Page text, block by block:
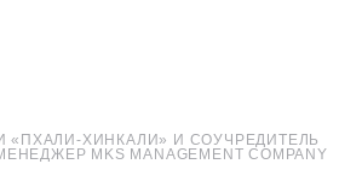
«ПХАЛИ-ХИНКАЛИ» И СОУЧРЕДИТЕЛЬ
MKS MANAGEMENT COMPANY